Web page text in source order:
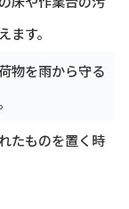
す。
物を雨から守る
たものを置く時